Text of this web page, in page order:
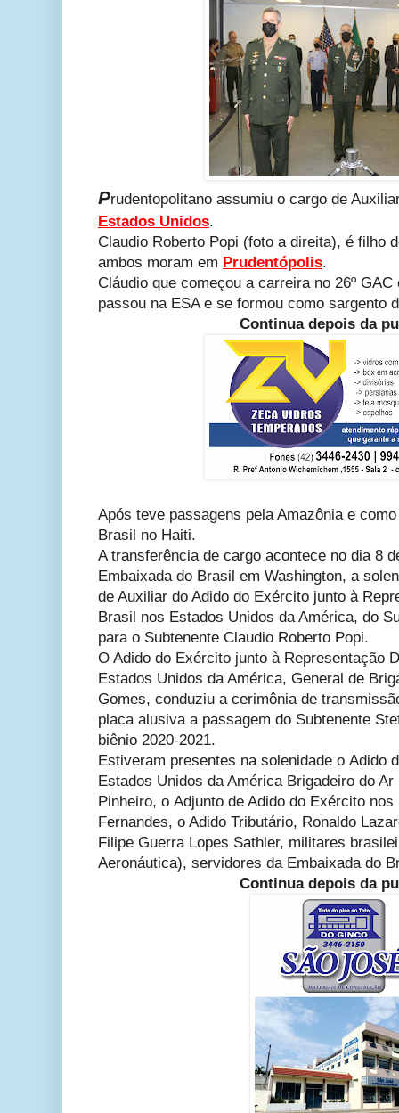
Prudentopolitano assumiu o cargo de
Estados Unidos.
Claudio Roberto Popi (foto a direita), é filho
ambos moram em Prudentópolis.
Cláudio que começou a carreira no 26º
passou na ESA e se formou como sargento
Continua depois da
Após teve passagens pela Amazônia e
Brasil no Haiti.
A transferência de cargo acontece no dia 8
Embaixada do Brasil em Washington, a
de Auxiliar do Adido do Exército junto à
Brasil nos Estados Unidos da América, do
para o Subtenente Claudio Roberto Popi.
O Adido do Exército junto à Representação
Estados Unidos da América, General de
Gomes, conduziu a cerimônia de
placa alusiva a passagem do Subtenente
biênio 2020-2021.
Estiveram presentes na solenidade o Adido
Estados Unidos da AméricaBrigadeiro do Ar
Pinheiro, o Adjunto de Adido do Exército
Fernandes, o Adido Tributário, Ronaldo
Filipe Guerra Lopes Sathler, militares
Aeronáutica), servidores da Embaixada do
Continua depois da